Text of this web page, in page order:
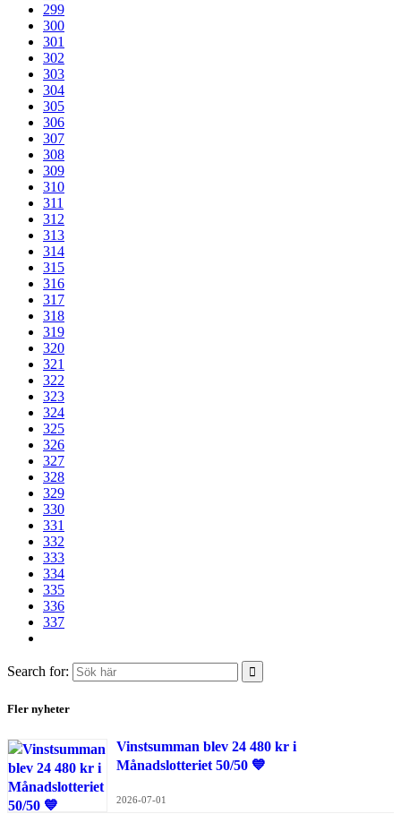
299
300
301
302
303
304
305
306
307
308
309
310
311
312
313
314
315
316
317
318
319
320
321
322
323
324
325
326
327
328
329
330
331
332
333
334
335
336
337
Search for:
Fler nyheter
Vinstsumman blev 24 480 kr i
Månadslotteriet 50/50 💙
2026-07-01